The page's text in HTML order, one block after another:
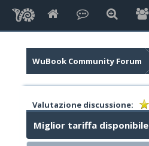
WuBook Community Forum
Valutazione discussione:
Miglior tariffa disponibile